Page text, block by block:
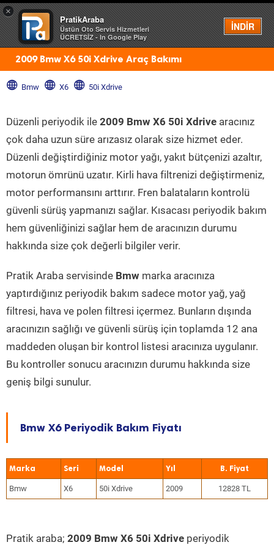
×
PratikAraba
Üstün Oto Servis Hizmetleri
ÜCRETSİZ - In Google Play
İNDİR
Menü
2009 Bmw X6 50i Xdrive Araç Bakımı
Bmw X6 50i Xdrive
Düzenli periyodik ile 2009 Bmw X6 50i Xdrive aracınız
çok daha uzun süre arızasız olarak size hizmet eder.
Düzenli değiştirdiğiniz motor yağı, yakıt bütçenizi azaltır,
motorun ömrünü uzatır. Kirli hava filtrenizi değiştirmeniz,
motor performansını arttırır. Fren balataların kontrolü
güvenli sürüş yapmanızı sağlar. Kısacası periyodik bakım
hem güvenliğinizi sağlar hem de aracınızın durumu
hakkında size çok değerli bilgiler verir.
Pratik Araba servisinde Bmw marka aracınıza
yaptırdığınız periyodik bakım sadece motor yağ, yağ
filtresi, hava ve polen filtresi içermez. Bunların dışında
aracınızın sağlığı ve güvenli sürüş için toplamda 12 ana
maddeden oluşan bir kontrol listesi aracınıza uygulanır.
Bu kontroller sonucu aracınızın durumu hakkında size
geniş bilgi sunulur.
Bmw X6 Periyodik Bakım Fiyatı
Marka Seri Model Yıl
Bmw X6 50i Xdrive 2009 12828 TL
Pratik araba; 2009 Bmw X6 50i Xdrive periyodik